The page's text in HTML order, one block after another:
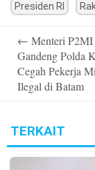
Presiden RI
navigation
← Menteri P2MI
Gandeng Polda
Cegah Pekerja
Ilegal di Batam
TERKAIT